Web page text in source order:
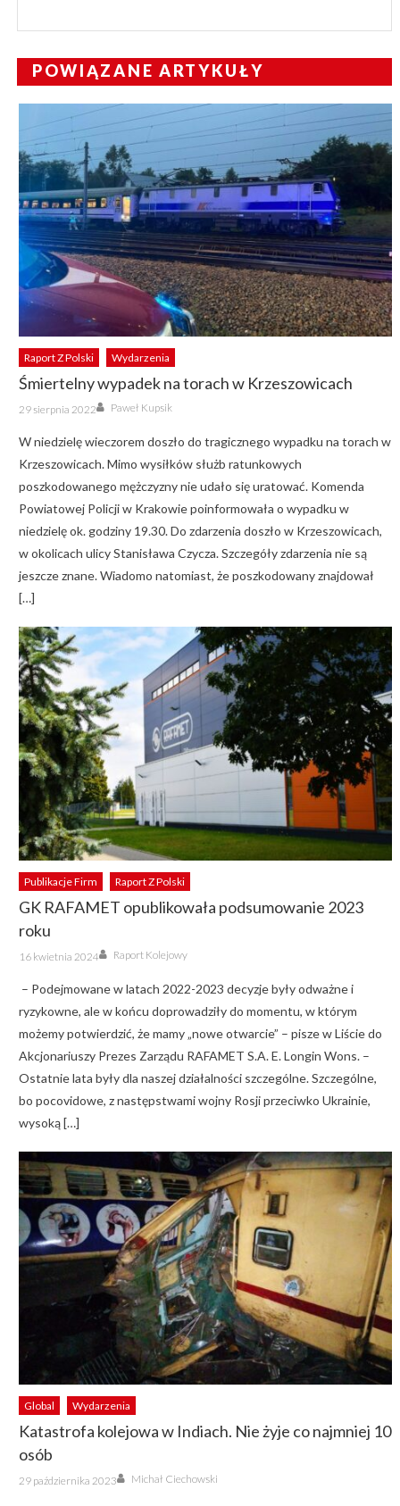
POWIĄZANE ARTYKUŁY
Raport Z Polski Wydarzenia
Śmiertelny wypadek na torach w Krzeszowicach
Posted
on
29 sierpnia 2022 Author
Paweł Kupsik
W niedzielę wieczorem doszło do tragicznego wypadku na torach w
Krzeszowicach. Mimo wysiłków służb ratunkowych
poszkodowanego mężczyzny nie udało się uratować. Komenda
Powiatowej Policji w Krakowie poinformowała o wypadku w
niedzielę ok. godziny 19.30. Do zdarzenia doszło w Krzeszowicach,
w okolicach ulicy Stanisława Czycza. Szczegóły zdarzenia nie są
jeszcze znane. Wiadomo natomiast, że poszkodowany znajdował
[…]
Publikacje Firm Raport Z Polski
GK RAFAMET opublikowała podsumowanie 2023
roku
Posted
on
16 kwietnia 2024 Author
Raport Kolejowy
– Podejmowane w latach 2022-2023 decyzje były odważne i
ryzykowne, ale w końcu doprowadziły do momentu, w którym
możemy potwierdzić, że mamy „nowe otwarcie” – pisze w Liście do
Akcjonariuszy Prezes Zarządu RAFAMET S.A. E. Longin Wons. –
Ostatnie lata były dla naszej działalności szczególne. Szczególne,
bo pocovidowe, z następstwami wojny Rosji przeciwko Ukrainie,
wysoką […]
Global Wydarzenia
Katastrofa kolejowa w Indiach. Nie żyje co najmniej 10
osób
Posted
on
29 października 2023 Author
Michał Ciechowski